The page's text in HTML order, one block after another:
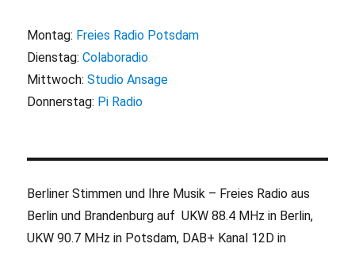
Montag: Freies Radio Potsdam
Dienstag:Colaboradio
Mittwoch:Studio Ansage
Donnerstag: Pi Radio
Berliner Stimmen und Ihre Musik – Freies Radio aus
Berlin und Brandenburg auf UKW 88.4 MHz in Berlin,
UKW 90.7 MHz in Potsdam, DAB+ Kanal 12D in